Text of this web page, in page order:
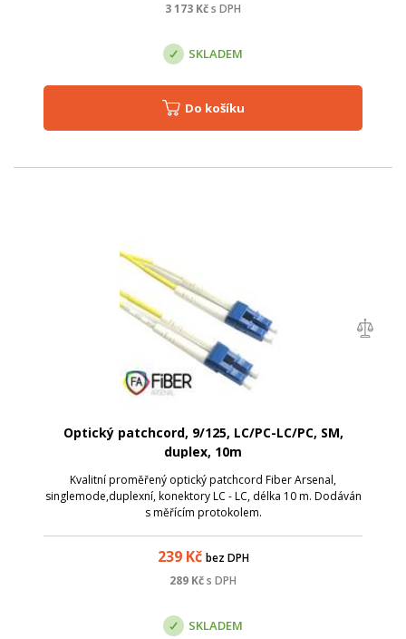
3 173 Kčs DPH
SKLADEM
Do košíku
Optický patchcord, 9/125, LC/PC-LC/PC, SM,
duplex, 10m
Kvalitní proměřený optický patchcord Fiber Arsenal,
singlemode,duplexní, konektory LC - LC, délka 10 m. Dodáván
s měřícím protokolem.
239Kč bez DPH
289 Kčs DPH
SKLADEM